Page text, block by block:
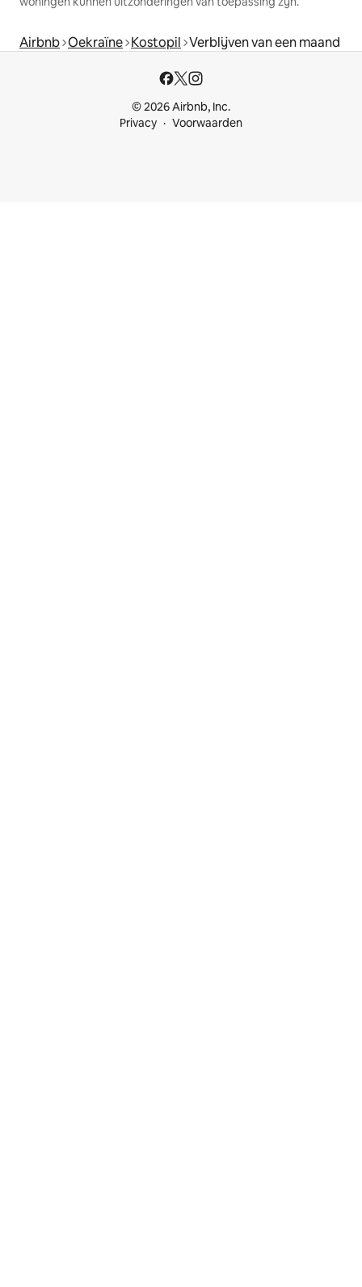
Airbnb Oekraïne Kostopil Verblijven van een maand
© 2026 Airbnb, Inc.
Privacy
Voorwaarden